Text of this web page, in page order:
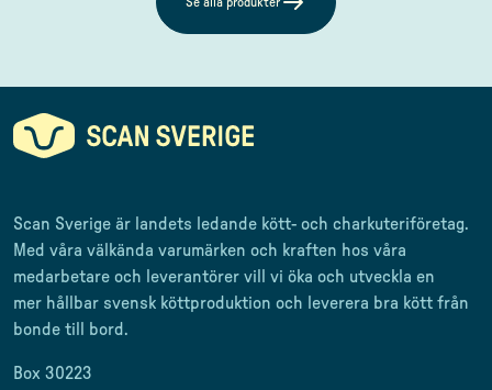
Scan Sverige är landets ledande kött- och charkuteriföretag.
Med våra välkända varumärken och kraften hos våra
medarbetare och leverantörer vill vi öka och utveckla en
mer hållbar svensk köttproduktion och leverera bra kött från
bonde till
bord.
Box 30223